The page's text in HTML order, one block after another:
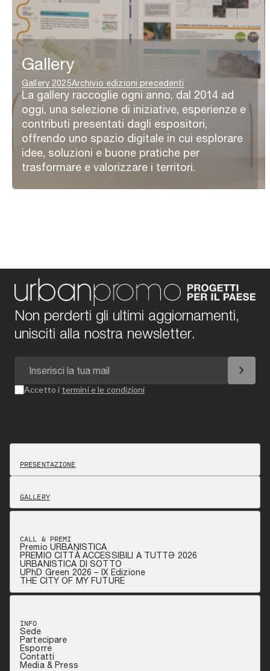
Gallery
Gallery 2025Archivio edizioni precedenti
La gallery raccoglie ogni anno, dal 2014 ad
oggi, una selezione di iniziative, esperienze e
contributi presentati dagli espositori,
offrendo uno spazio digitale in cui esplorare
idee, soluzioni e buone pratiche per
trasformare e valorizzare i territori.
Non perderti gli ultimi aggiornamenti,
unisciti alla nostra newsletter.
chevron_right
Accetto i termini e le condizioni
PRESENTAZIONE
GALLERY
CALL & PREMI
Premio URBANISTICA
PREMIO CITTÀ ACCESSIBILI A TUTTƏ 2026
URBANISTICA DI SOTTO
UPhD Green 2026 – IX Edizione
THE CITY OF MY FUTURE
INFO
Sede
Partecipare
Esporre
Contatti
Media & Press